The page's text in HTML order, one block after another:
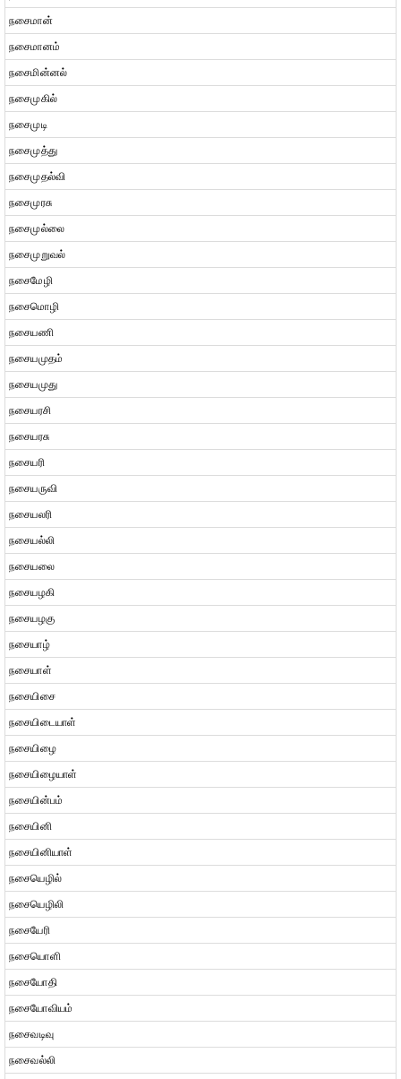
நசைமான்
நசைமானம்
நசைமின்னல்
நசைமுகில்
நசைமுடி
நசைமுத்து
நசைமுதல்வி
நசைமுரசு
நசைமுல்லை
நசைமுறுவல்
நசைமேழி
நசைமொழி
நசையணி
நசையமுதம்
நசையமுது
நசையரசி
நசையரசு
நசையரி
நசையருவி
நசையலரி
நசையல்லி
நசையலை
நசையழகி
நசையழகு
நசையாழ்
நசையாள்
நசையிசை
நசையிடையாள்
நசையிழை
நசையிழையாள்
நசையின்பம்
நசையினி
நசையினியாள்
நசையெழில்
நசையெழிலி
நசையேரி
நசையொளி
நசையோதி
நசையோவியம்
நசைவடிவு
நசைவல்லி